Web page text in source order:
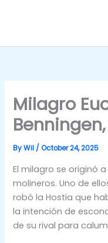
Milagro
ByWil /October 24, 2025
El milagro se originó
molineros. Uno de
robó la Hostia que
la intención de
de su rival para